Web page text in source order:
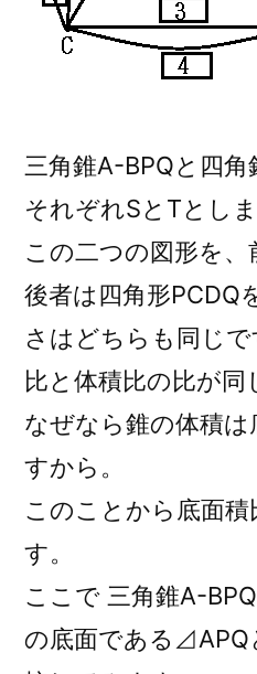
三角錐A-BPQと四
それぞれSとTとしま
この二つの図形を、
後者は四角形PCDQ
さはどちらも同じ
比と体積比の比が同
なぜなら錐の体積
すから。
このことから底面積
す。
ここで 三角錐A-
の底面である⊿APQ